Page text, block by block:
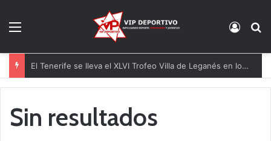
El Tenerife se lleva el XLVI Trofeo Villa de Leganés en los penaltis
Sin resultados